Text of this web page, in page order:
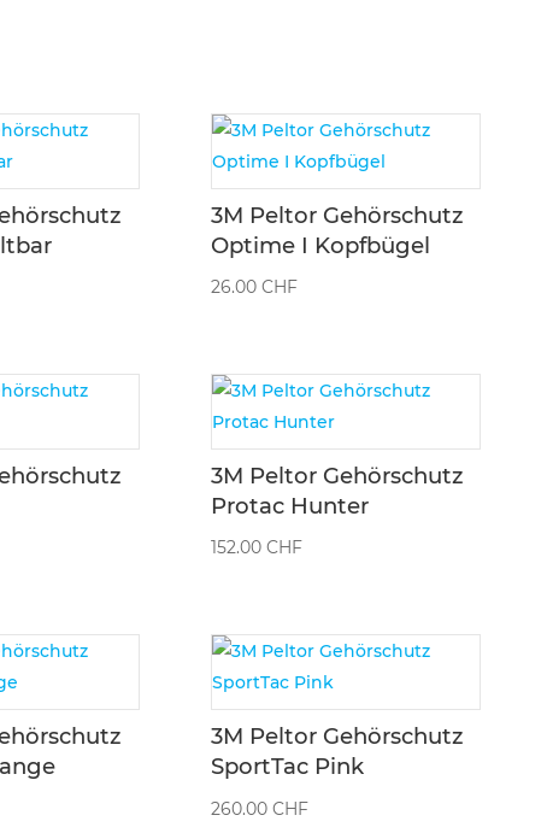
3M Peltor Gehörschutz
Optime I Kopfbügel
26.00 CHF
3M Peltor Gehörschutz
Protac Hunter
152.00 CHF
3M Peltor Gehörschutz
SportTac Pink
260.00 CHF